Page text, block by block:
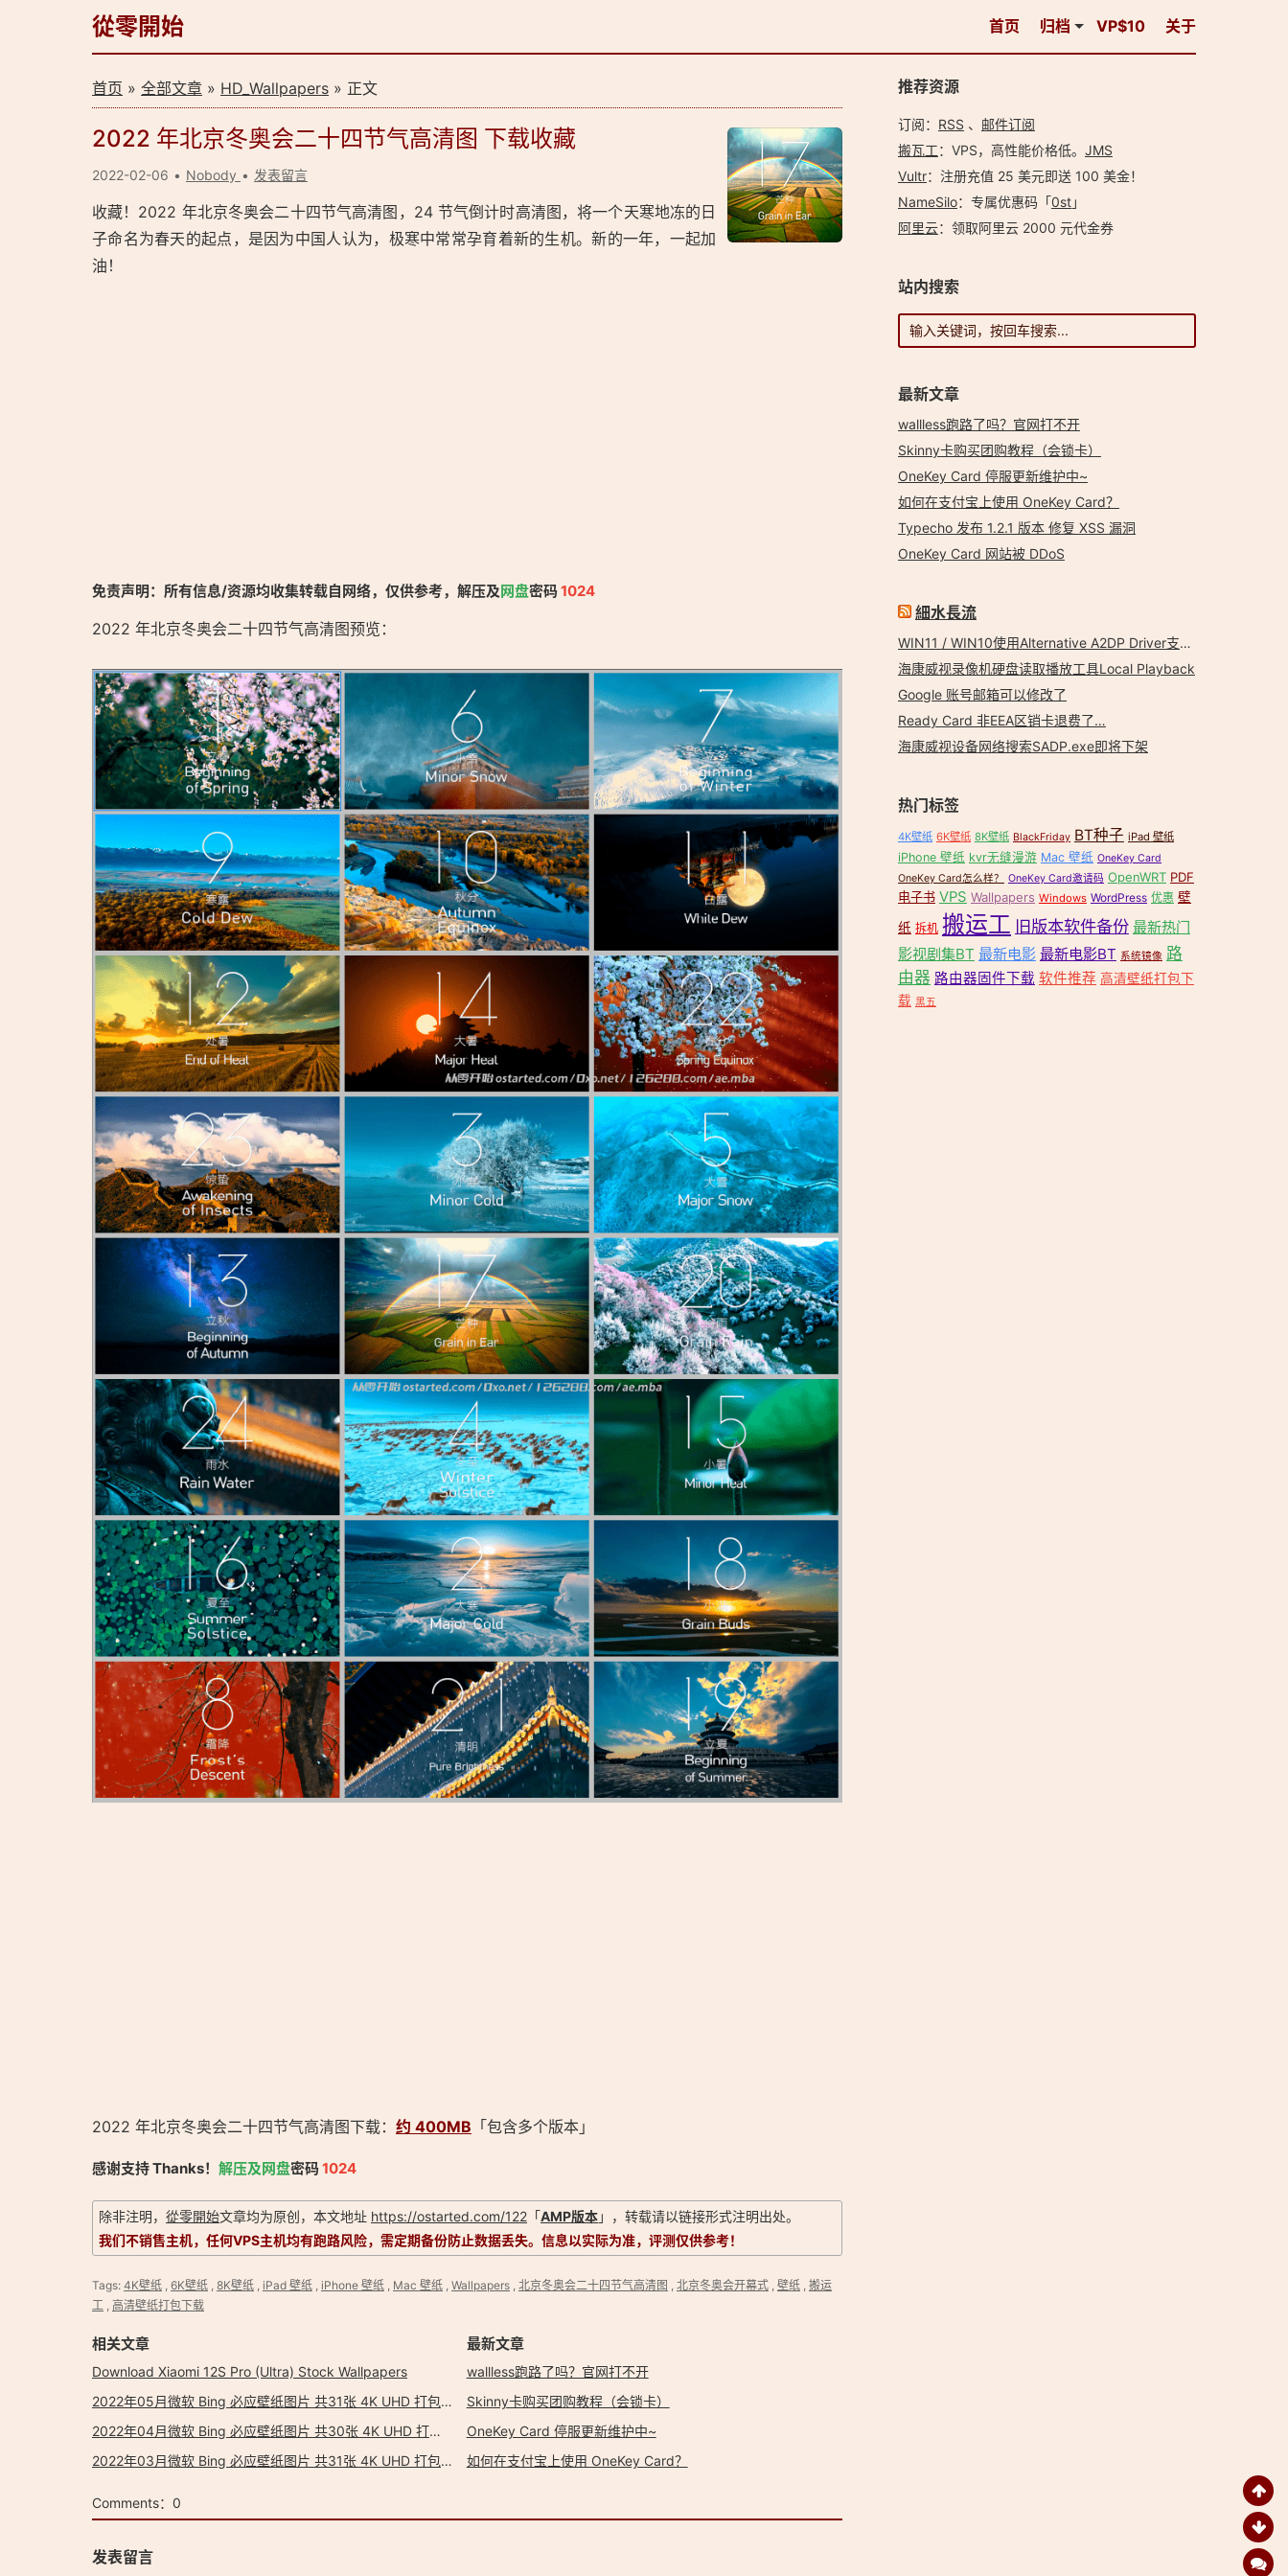
從零開始 首页 归档 VP$10 关于
首页 » 全部文章 » HD_Wallpapers » 正文
2022 年北京冬奥会二十四节气高清图 下载收藏
2022-02-06 Nobody 发表留言
收藏！2022 年北京冬奥会二十四节气高清图，24 节气倒计时高清图，将一个天寒地冻的日
子命名为春天的起点，是因为中国人认为，极寒中常常孕育着新的生机。新的一年，一起加
油！
免责声明：所有信息/资源均收集转载自网络，仅供参考，解压及网盘密码1024
2022 年北京冬奥会二十四节气高清图预览：
2022 年北京冬奥会二十四节气高清图下载： 约 400MB 「包含多个版本」
感谢支持 Thanks！ 解压及网盘密码1024
除非注明， 從零開始文章均为原创，本文地址 https://ostarted.com/122 「AMP版本」，转载请以链接形式注明出处。
我们不销售主机，任何VPS主机均有跑路风险，需定期备份防止数据丢失。信息以实际为准，评测仅供参考！
Tags: 4K壁纸 , 6K壁纸 , 8K壁纸 , iPad 壁纸 , iPhone 壁纸 , Mac 壁纸 , Wallpapers , 北京冬奥会二十四节气高清图 , 北京冬奥会开幕式 , 壁纸 , 搬运
工 , 高清壁纸打包下载
相关文章
Download Xiaomi 12S Pro (Ultra) Stock Wallpapers
2022年05月微软 Bing 必应壁纸图片 共31张 4K UHD 打包下载
2022年04月微软 Bing 必应壁纸图片 共30张 4K UHD 打包下载
2022年03月微软 Bing 必应壁纸图片 共31张 4K UHD 打包下载
最新文章
wallless跑路了吗？官网打不开
Skinny卡购买团购教程（会锁卡）
OneKey Card 停服更新维护中~
如何在支付宝上使用 OneKey Card？
Comments： 0
发表留言
推荐资源
订阅： RSS 、 邮件订阅
搬瓦工：VPS，高性能价格低。️ JMS
Vultr：注册充值 25 美元即送 100 美金！
NameSilo：专属优惠码「0st」
阿里云：领取阿里云 2000 元代金券
站内搜索
最新文章
wallless跑路了吗？官网打不开
Skinny卡购买团购教程（会锁卡）
OneKey Card 停服更新维护中~
如何在支付宝上使用 OneKey Card？
Typecho 发布 1.2.1 版本 修复 XSS 漏洞
OneKey Card 网站被 DDoS
細水長流
WIN11 / WIN10使用Alternative A2DP Driver支持LDAC
海康威视录像机硬盘读取播放工具Local Playback
Google 账号邮箱可以修改了
Ready Card 非EEA区销卡退费了…
海康威视设备网络搜索SADP.exe即将下架
热门标签
4K壁纸 6K壁纸 8K壁纸 BlackFriday BT种子 iPad 壁纸
iPhone 壁纸 kvr无缝漫游 Mac 壁纸 OneKey Card
OneKey Card怎么样？
OneKey Card邀请码 OpenWRT PDF
电子书 VPS Wallpapers Windows WordPress 优惠 壁
纸 拆机 搬运工 旧版本软件备份 最新热门
影视剧集BT 最新电影 最新电影BT 系统镜像 路
由器 路由器固件下载 软件推荐 高清壁纸打包下
载 黑五